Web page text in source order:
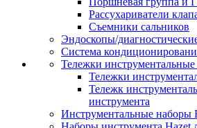
Рассухариватели
Съемники сальников
Эндоскопы/
Система
Тележки инструментальные
Тележки
Тележк
инструмента
Инструментальные наборы